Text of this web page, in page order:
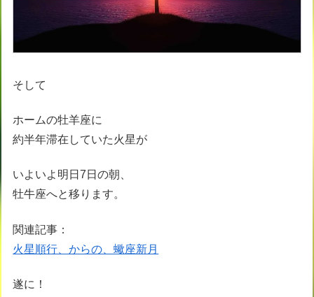
そして
ホームの牡羊座に
約半年滞在していた火星が
いよいよ明日7日の朝、
牡牛座へと移ります。
関連記事：
火星順行、からの、蠍座新月
遂に！